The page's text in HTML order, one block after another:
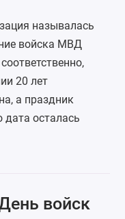
называлась
войска МВД
20 лет
а праздник
дата осталась
войск